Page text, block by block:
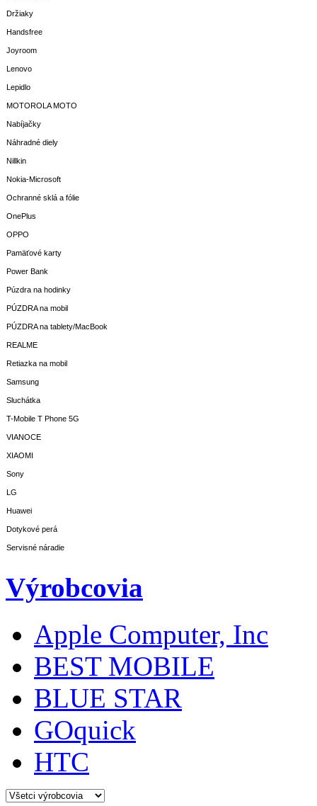
Držiaky
Handsfree
Joyroom
Lenovo
Lepidlo
MOTOROLA MOTO
Nabíjačky
Náhradné diely
Nillkin
Nokia-Microsoft
Ochranné sklá a fólie
OnePlus
OPPO
Pamäťové karty
Power Bank
Púzdra na hodinky
PÚZDRA na mobil
PÚZDRA na tablety/MacBook
REALME
Retiazka na mobil
Samsung
Sluchátka
T-Mobile T Phone 5G
VIANOCE
XIAOMI
Sony
LG
Huawei
Dotykové perá
Servisné náradie
Výrobcovia
Apple Computer, Inc
BEST MOBILE
BLUE STAR
GOquick
HTC